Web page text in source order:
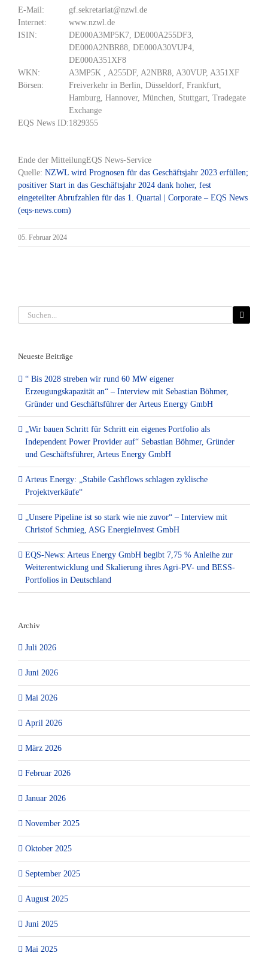
E-Mail:
gf.sekretariat@nzwl.de
Internet:
www.nzwl.de
ISIN:
DE000A3MP5K7, DE000A255DF3,
DE000A2NBR88, DE000A30VUP4,
DE000A351XF8
WKN:
A3MP5K , A255DF, A2NBR8, A30VUP, A351XF
Börsen:
Freiverkehr in Berlin, Düsseldorf, Frankfurt,
Hamburg, Hannover, München, Stuttgart, Tradegate
Exchange
EQS News ID:1829355
Ende der MitteilungEQS News-Service
Quelle: NZWL wird Prognosen für das Geschäftsjahr 2023 erfüllen;
positiver Start in das Geschäftsjahr 2024 dank hoher, fest
eingeteilter Abrufzahlen für das 1. Quartal | Corporate – EQS News
(eqs-news.com)
05. Februar 2024
Suche
nach:
Neueste Beiträge
“ Bis 2028 streben wir rund 60 MW eigener
Erzeugungskapazität an“ – Interview mit Sebastian Böhmer,
Gründer und Geschäftsführer der Arteus Energy GmbH
„Wir bauen Schritt für Schritt ein eigenes Portfolio als
Independent Power Provider auf“ Sebastian Böhmer, Gründer
und Geschäftsführer, Arteus Energy GmbH
Arteus Energy: „Stabile Cashflows schlagen zyklische
Projektverkäufe“
„Unsere Pipeline ist so stark wie nie zuvor“ – Interview mit
Christof Schmieg, ASG EnergieInvest GmbH
EQS-News: Arteus Energy GmbH begibt 7,75 % Anleihe zur
Weiterentwicklung und Skalierung ihres Agri-PV- und BESS-
Portfolios in Deutschland
Archiv
Juli 2026
Juni 2026
Mai 2026
April 2026
März 2026
Februar 2026
Januar 2026
November 2025
Oktober 2025
September 2025
August 2025
Juni 2025
Mai 2025